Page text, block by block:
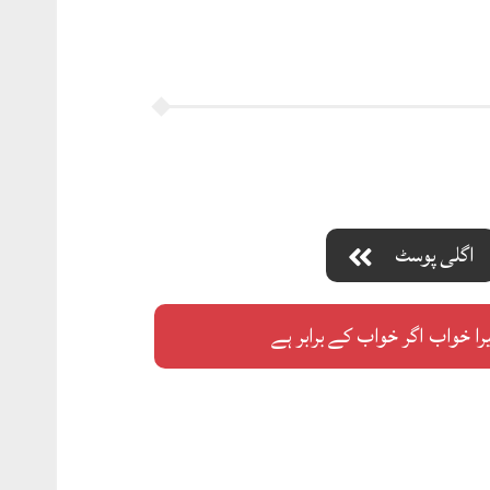
اگلی پوسٹ